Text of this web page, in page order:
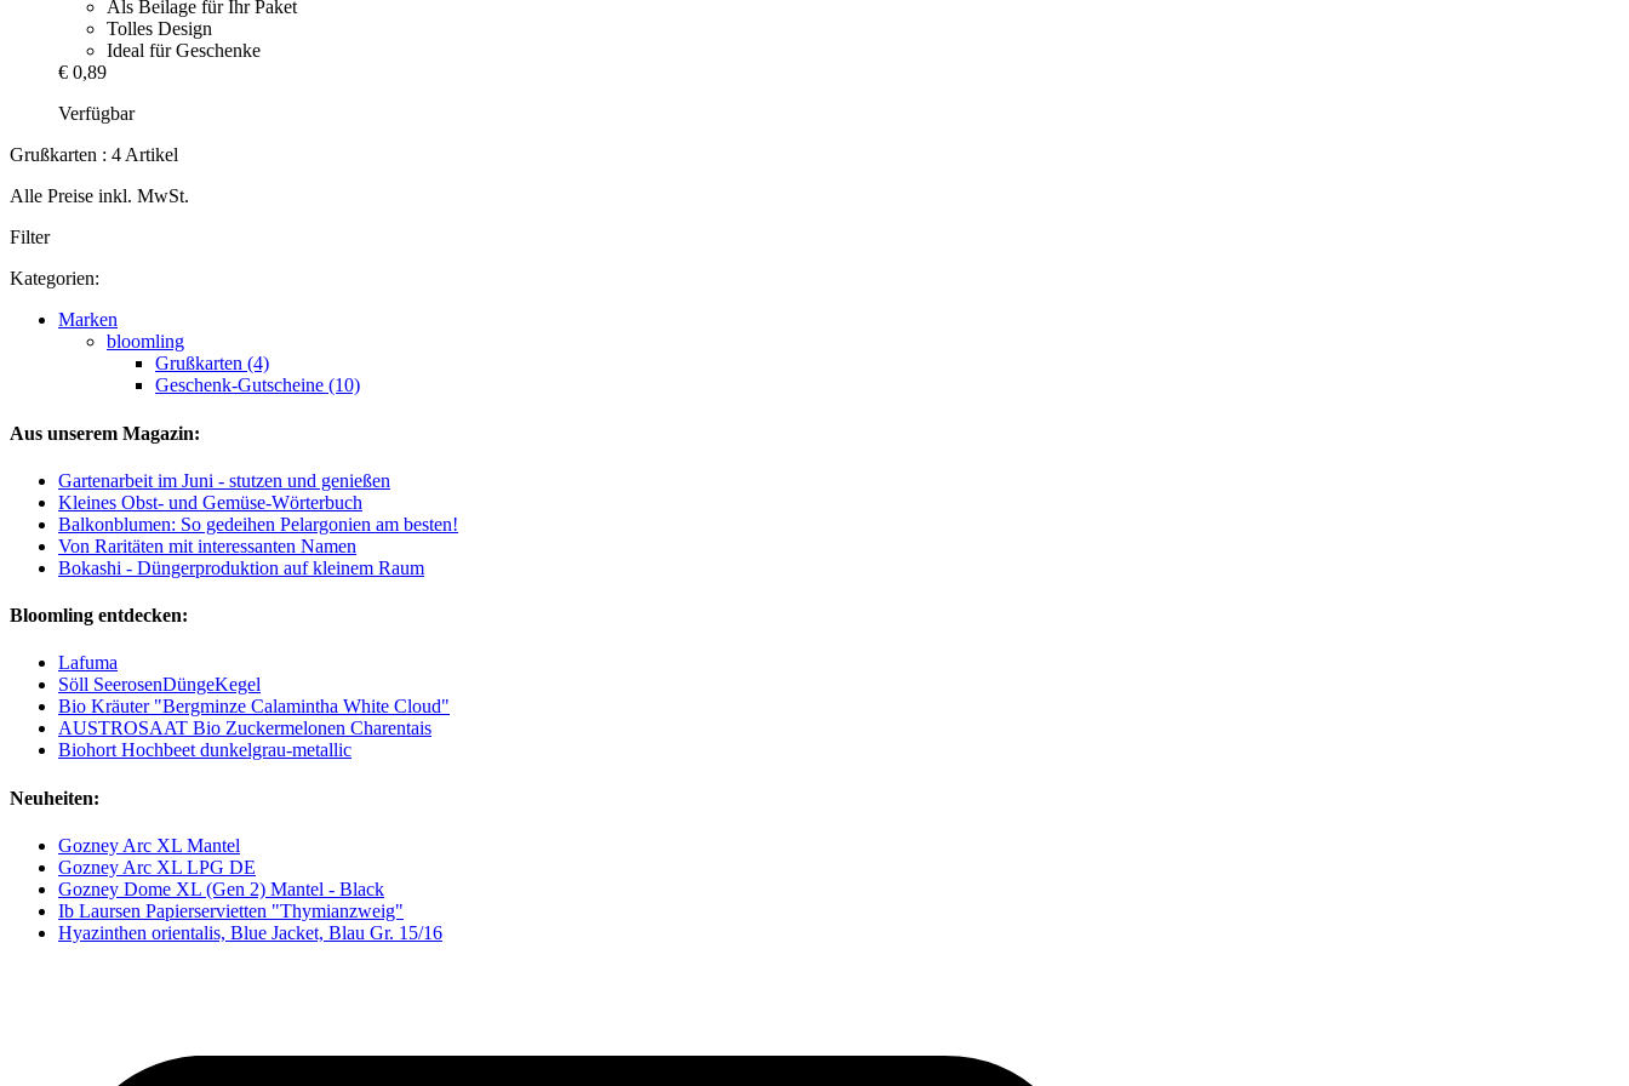
Als Beilage für Ihr Paket
Tolles Design
Ideal für Geschenke
€ 0,89
Verfügbar
Grußkarten : 4 Artikel
Alle Preise inkl. MwSt.
Filter
Kategorien:
Marken
bloomling
Grußkarten (4)
Geschenk-Gutscheine (10)
Aus unserem Magazin:
Gartenarbeit im Juni - stutzen und genießen
Kleines Obst- und Gemüse-Wörterbuch
Balkonblumen: So gedeihen Pelargonien am besten!
Von Raritäten mit interessanten Namen
Bokashi - Düngerproduktion auf kleinem Raum
Bloomling entdecken:
Lafuma
Söll SeerosenDüngeKegel
Bio Kräuter "Bergminze Calamintha White Cloud"
AUSTROSAAT Bio Zuckermelonen Charentais
Biohort Hochbeet dunkelgrau-metallic
Neuheiten:
Gozney Arc XL Mantel
Gozney Arc XL LPG DE
Gozney Dome XL (Gen 2) Mantel - Black
Ib Laursen Papierservietten "Thymianzweig"
Hyazinthen orientalis, Blue Jacket, Blau Gr. 15/16